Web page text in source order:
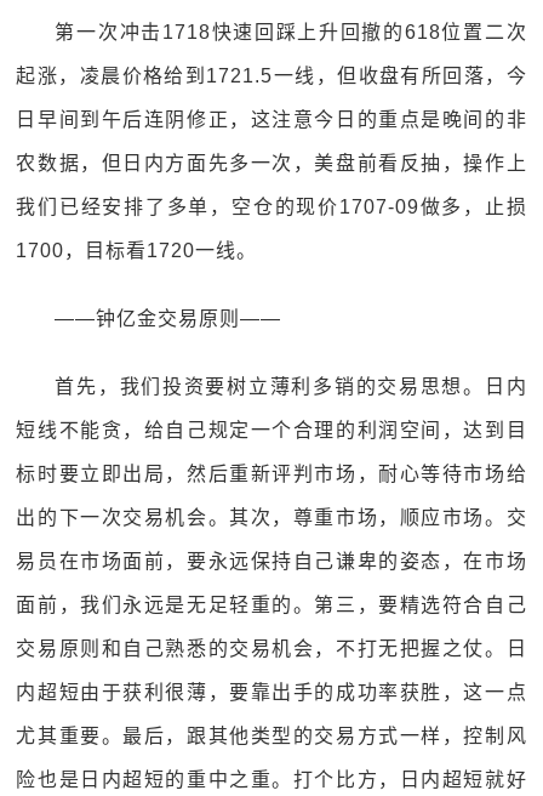
第一次冲击1718快速回踩上升回撤的618位置二次
起涨，凌晨价格给到1721.5一线，但收盘有所回落，今
日早间到午后连阴修正，这注意今日的重点是晚间的非
农数据，但日内方面先多一次，美盘前看反抽，操作上
我们已经安排了多单，空仓的现价1707-09做多，止损
1700，目标看1720一线。
——钟亿金交易原则——
首先，我们投资要树立薄利多销的交易思想。日内
短线不能贪，给自己规定一个合理的利润空间，达到目
标时要立即出局，然后重新评判市场，耐心等待市场给
出的下一次交易机会。其次，尊重市场，顺应市场。交
易员在市场面前，要永远保持自己谦卑的姿态，在市场
面前，我们永远是无足轻重的。第三，要精选符合自己
交易原则和自己熟悉的交易机会，不打无把握之仗。日
内超短由于获利很薄，要靠出手的成功率获胜，这一点
尤其重要。最后，跟其他类型的交易方式一样，控制风
险也是日内超短的重中之重。打个比方，日内超短就好